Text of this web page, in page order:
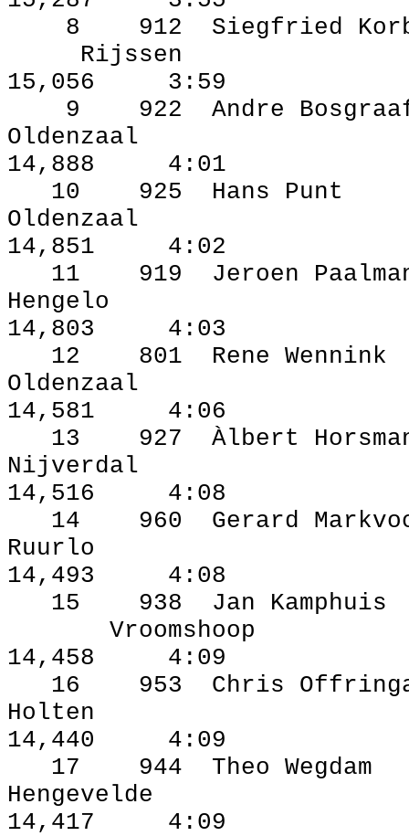
8
912
Siegfried
Rijssen
15,056
3:59
9
922
Andre
Oldenzaal
14,888
4:01
10
925
Hans Punt
Oldenzaal
14,851
4:02
11
919
Jeroen
Hengelo
14,803
4:03
12
801
Rene Wennink
Oldenzaal
14,581
4:06
13
927
Àlbert
Nijverdal
14,516
4:08
14
960
Gerard
Ruurlo
14,493
4:08
15
938
Jan Kamphuis
Vroomshoop
14,458
4:09
16
953
Chris
Holten
14,440
4:09
17
944
Theo Wegdam
Hengevelde
14,417
4:09